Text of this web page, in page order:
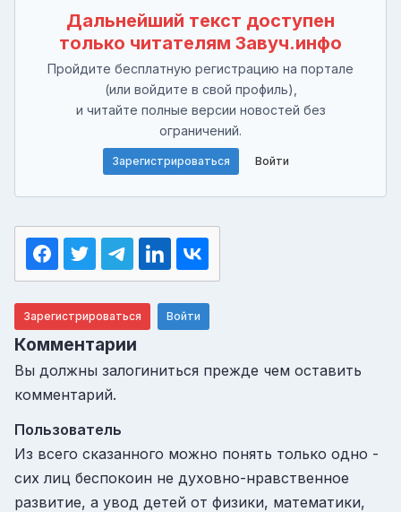
Дальнейший текст доступен
только читателям Завуч.инфо
Пройдите бесплатную регистрацию на портале
(или войдите в свой профиль),
и читайте полные версии новостей без
ограничений.
Зарегистрироваться Войти
Зарегистрироваться Войти
Комментарии
Вы должны залогиниться прежде чем оставить
комментарий.
Пользователь
Из всего сказанного можно понять только одно -
сих лиц беспокоин не духовно-нравственное
развитие, а увод детей от физики, математики,